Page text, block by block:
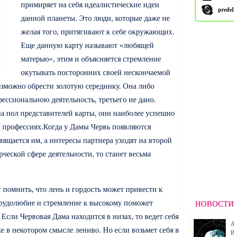
примиряет на себя идеалистические идеи
данной планеты. Это люди, которые даже не
желая того, притягивают к себе окружающих.
Еще данную карту называют «любящей
матерью», этим и объясняется стремление
окутывать посторонних своей нескончаемой
обрести золотую серединку. Она либо
деятельность, третьего не дано.
пол представителей карты, они наиболее успешно
у Дамы Червь появляются
им, а интересы партнера уходят на второй
сфере деятельности, то станет весьма
что лень и гордость может привести к
и стремление к высокому поможет
Червовая Дама находится в низах, то ведет себя
в некотором смысле лениво. Но если возьмет себя в
НОВОСТИ